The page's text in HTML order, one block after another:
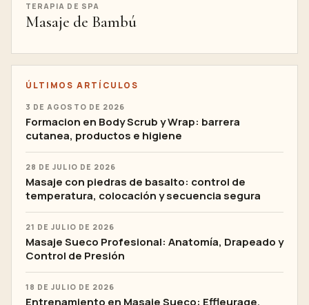
TERAPIA DE SPA
Masaje de Bambú
ÚLTIMOS ARTÍCULOS
3 DE AGOSTO DE 2026
Formacion en Body Scrub y Wrap: barrera
cutanea, productos e higiene
28 DE JULIO DE 2026
Masaje con piedras de basalto: control de
temperatura, colocación y secuencia segura
21 DE JULIO DE 2026
Masaje Sueco Profesional: Anatomía, Drapeado y
Control de Presión
18 DE JULIO DE 2026
Entrenamiento en Masaje Sueco: Effleurage,